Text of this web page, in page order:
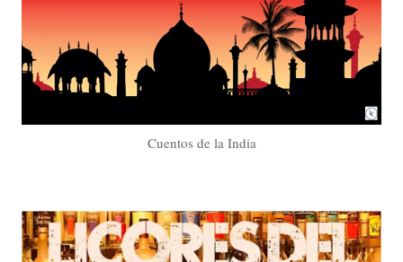
Cuentos de la India